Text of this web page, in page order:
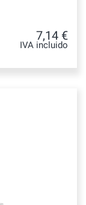
7,14 €
IVA incluido